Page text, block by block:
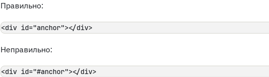
Правильно:
<div id="anchor"></div>
Неправильно:
<div id="#anchor"></div>